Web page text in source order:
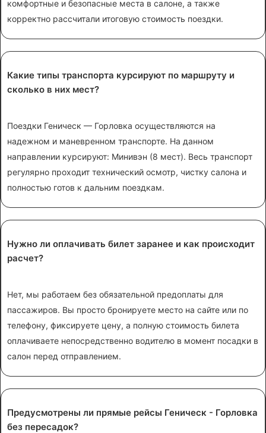
комфортные и безопасные места в салоне, а также
корректно рассчитали итоговую стоимость поездки.
Какие типы транспорта курсируют по маршруту и
сколько в них мест?
Поездки Геническ — Горловка осуществляются на
надежном и маневренном транспорте. На данном
направлении курсируют: Минивэн (8 мест). Весь транспорт
регулярно проходит технический осмотр, чистку салона и
полностью готов к дальним поездкам.
Нужно ли оплачивать билет заранее и как происходит
расчет?
Нет, мы работаем без обязательной предоплаты для
пассажиров. Вы просто бронируете место на сайте или по
телефону, фиксируете цену, а полную стоимость билета
оплачиваете непосредственно водителю в момент посадки в
салон перед отправлением.
Предусмотрены ли прямые рейсы Геническ - Горловка
без пересадок?